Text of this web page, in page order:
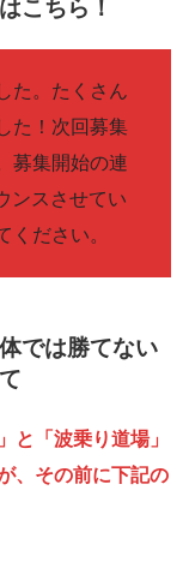
こちら！
た。たくさん
た！次回募集
募集開始の連
ンスさせてい
ください。
では勝てない
と「波乗り道場」
、その前に下記の